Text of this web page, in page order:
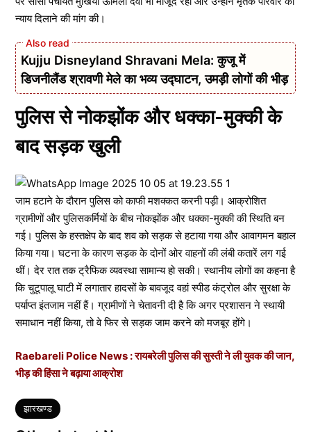
न्याय दिलाने की मांग की।
Kujju Disneyland Shravani Mela: कुजू में
डिजनीलैंड श्रावणी मेले का भव्य उद्घाटन, उमड़ी लोगों की भीड़
पुलिस से नोकझोंक और धक्का-मुक्की के
बाद सड़क खुली
जाम हटाने के दौरान पुलिस को काफी मशक्कत करनी पड़ी। आक्रोशित
ग्रामीणों और पुलिसकर्मियों के बीच नोकझोंक और धक्का-मुक्की की स्थिति बन
गई। पुलिस के हस्तक्षेप के बाद शव को सड़क से हटाया गया और आवागमन बहाल
किया गया। घटना के कारण सड़क के दोनों ओर वाहनों की लंबी कतारें लग गई
थीं। देर रात तक ट्रैफिक व्यवस्था सामान्य हो सकी। स्थानीय लोगों का कहना है
कि चुटूपालू घाटी में लगातार हादसों के बावजूद वहां स्पीड कंट्रोल और सुरक्षा के
पर्याप्त इंतजाम नहीं हैं। ग्रामीणों ने चेतावनी दी है कि अगर प्रशासन ने स्थायी
समाधान नहीं किया, तो वे फिर से सड़क जाम करने को मजबूर होंगे।
Raebareli Police News : रायबरेली पुलिस की सुस्ती ने ली युवक की जान,
भीड़ की हिंसा ने बढ़ाया आक्रोश
Tags
झारखण्ड